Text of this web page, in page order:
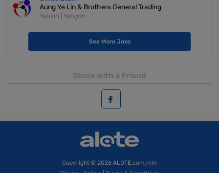
Aung Ye Lin & Brothers General Trading
Yankin | Yangon
See More Jobs
Share with a Friend
Copyright © 2026 ALOTE.com.mm